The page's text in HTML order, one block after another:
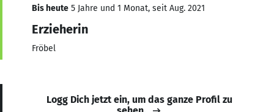
Bis heute 5 Jahre und 1 Monat, seit Aug. 2021
Erzieherin
Fröbel
Logg Dich jetzt ein, um das ganze Profil zu